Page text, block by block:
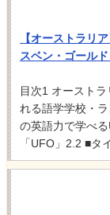
【オーストラリ
スベン・ゴール
目次1 オースト
れる語学学校・
の英語力で学べ
「UFO」2.2 ■タ